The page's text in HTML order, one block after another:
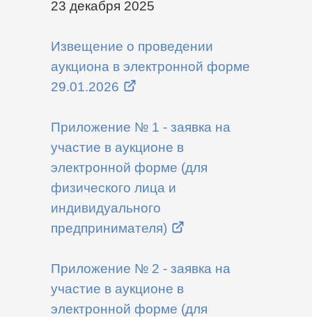
23 декабря 2025
Извещение о проведении
аукциона в электронной форме
29.01.2026
Приложение № 1 - заявка на
участие в аукционе в
электронной форме (для
физического лица и
индивидуального
предпринимателя)
Приложение № 2 - заявка на
участие в аукционе в
электронной форме (для